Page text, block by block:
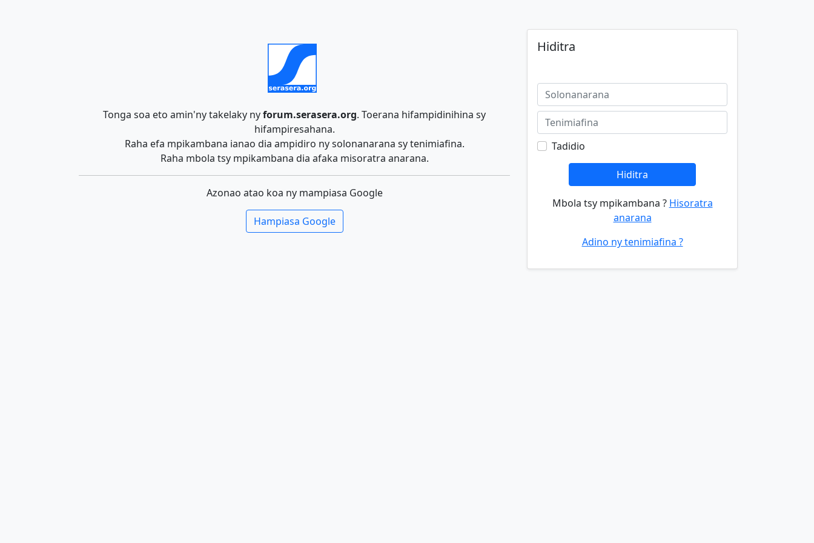
Tonga soa eto amin'ny takelaky nyforum.serasera.org. Toerana hifampidinihina sy
hifampiresahana.
Raha efa mpikambana ianao dia ampidiro ny solonanarana sy tenimiafina.
Raha mbola tsy mpikambana dia afaka misoratra anarana.
Azonao atao koa ny mampiasa Google
Hampiasa Google
Hiditra
Tadidio
Hiditra
Mbola tsy mpikambana ? Hisoratra
anarana
Adino ny tenimiafina ?